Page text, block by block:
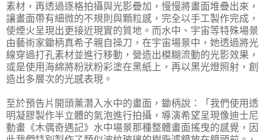
素材，再透過逐格拍攝與光影疊加，慢慢將畫面堆疊出來，
讓畫面帶有細微的不規則與顆粒感，完全以手工製作完成，
使煙火呈現出更接近現實的質地。而水中、宇宙等特殊場景
由藝術家鋤柄真希子親自操刀，在宇宙場景中，她透過將光
線穿過打孔素材並進行移動，營造出模糊流動的光影效果，
或是使用海綿將粉狀粉彩塗在黑紙上，再以黑光燈照射，創
造出多層次的光感表現。
至於預告片開頭薰潛入水中的畫面，鋤柄說：「我們使用透
明凝膠製作半立體的氣泡進行拍攝，導演希望呈現像迪士尼
動畫《木偶奇遇記》水中場景那種整體畫面搖曳的感覺，因